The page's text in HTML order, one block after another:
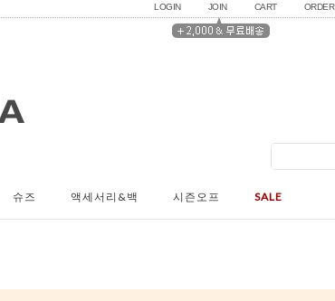
LOGIN JOIN CART ORDER
슈즈 액세서리&백 시즌오프 SALE